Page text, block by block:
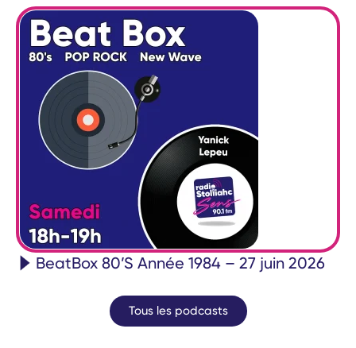
BeatBox 80’S Année 1984 – 27 juin 2026
Tous les podcasts